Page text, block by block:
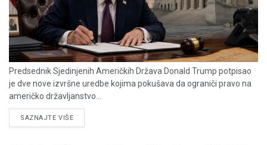
Predsednik Sjedinjenih Američkih Država Donald Trump potpisao
je dve nove izvršne uredbe kojima pokušava da ograniči pravo na
američko državljanstvo...
SAZNAJTE VIŠEDETAILS